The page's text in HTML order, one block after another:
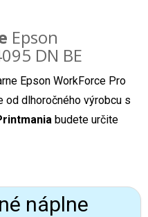
Epson
DN BE
Epson WorkForce Pro
od dlhoročného výrobcu s
budete určite
náplne